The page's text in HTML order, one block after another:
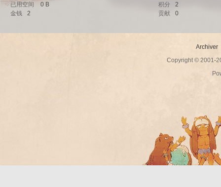
uz!已用空间
0 B 积分
2
金钱
2 贡献 0
Archiver
Copyright © 2001-